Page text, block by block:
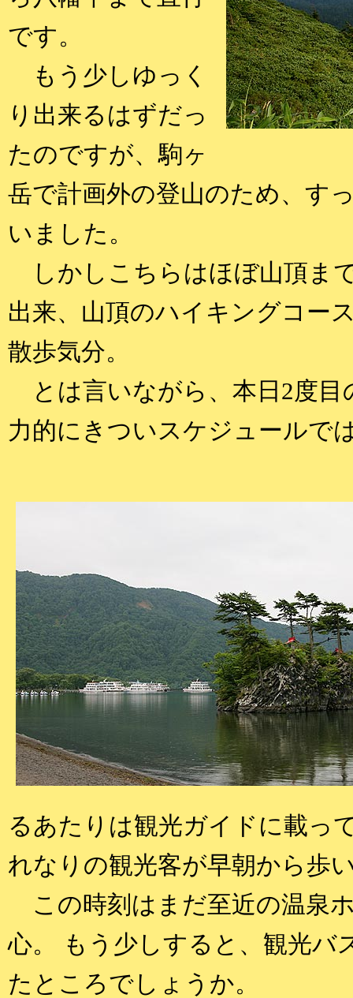
です。
もう少しゆっく
り出来るはずだっ
たのですが、駒ヶ
岳で計画外の登山のため、す
いました。
しかしこちらはほぼ山頂ま
出来、山頂のハイキングコー
散歩気分。
とは言いながら、本日2度目
力的にきついスケジュールで
るあたりは観光ガイドに載っ
れなりの観光客が早朝から歩
この時刻はまだ至近の温泉
心。 もう少しすると、観光バ
たところでしょうか。